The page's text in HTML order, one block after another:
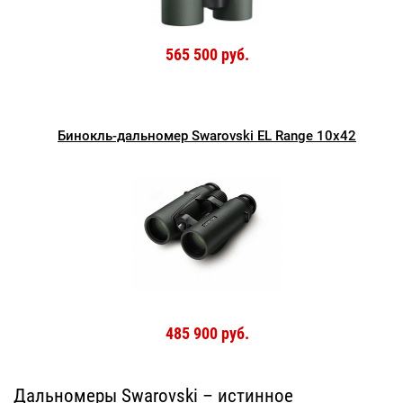
565 500 руб.
Бинокль-дальномер Swarovski EL Range 10x42
485 900 руб.
Дальномеры Swarovski – истинное